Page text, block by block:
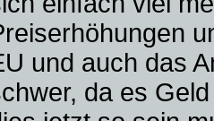
und auch das
da es